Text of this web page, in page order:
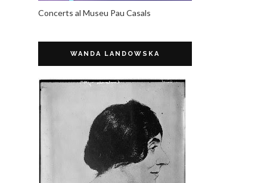
Concerts al Museu Pau Casals
WANDA LANDOWSKA